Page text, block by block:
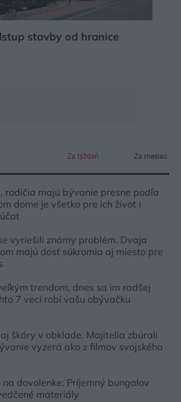
stavby od hranice
Za týždeň Za mesiac
rodičia majú bývanie presne podľa
dome je všetko pre ich život i
vyriešili známy problém. Dvaja
majú dosť súkromia aj miesto pre
trendom, dnes sa im radšej
7 vecí robí vašu obývačku
škáry v obklade. Majitelia zbúrali
vyzerá ako z filmov svojského
dovolenke: Príjemný bungalov
materiály